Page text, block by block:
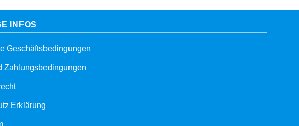
INFOS
Geschäftsbedingungen
Zahlungsbedingungen
Erklärung